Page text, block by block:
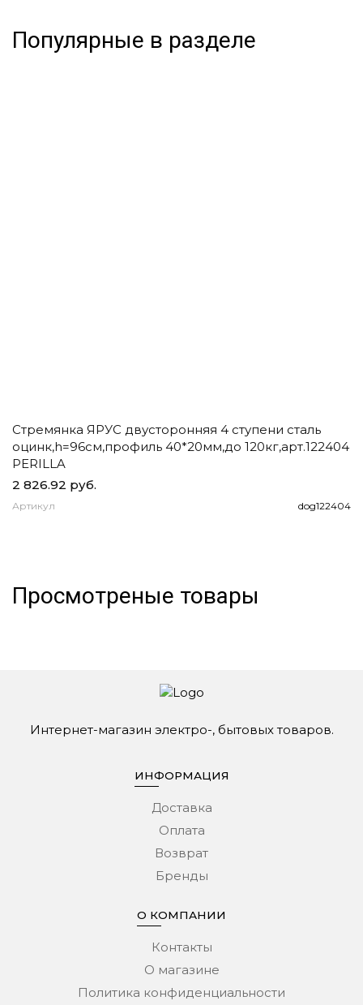
Популярные в разделе
Стремянка ЯРУС двусторонняя 4 ступени сталь
оцинк,h=96см,профиль 40*20мм,до 120кг,арт.122404
PERILLA
2 826.92 руб.
Артикул dog122404
Просмотреные товары
Интернет-магазин электро-, бытовых товаров.
ИНФОРМАЦИЯ
Доставка
Оплата
Возврат
Бренды
О КОМПАНИИ
Контакты
О магазине
Политика конфиденциальности